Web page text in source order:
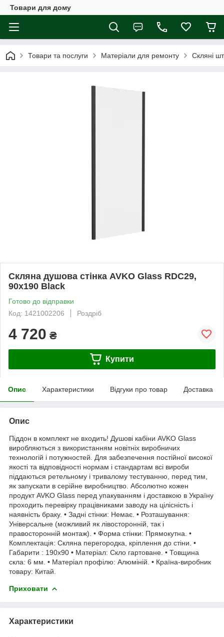
Товари для дому
Товари та послуги Матеріали для ремонту Скляні
Скляна душова стінка AVKO Glass RDC29,
90х190 Black
Готово до відправки
Код: 1421002206
Роздріб
4 720 ₴
Купити
Опис Характеристики Відгуки про товар Доставка
Опис
Піддон в комплект не входить! Душові кабіни AVKO Glass
виробляються з використанням новітніх виробничих
технологій і потужностей. Для забезпечення постійної високої
якості та відповідності нормам і стандартам всі вироби
піддаються ретельному і тривалому тестуванню, перед тим,
як запускати в серійне виробництво. Абсолютно кожен
продукт AVKO Glass перед упакуванням і доставкою в Україну
проходить перевірку працівниками заводу на цілісність і
наявність браку. • Задні стінки: Немає. • Розташування:
Універсальне (можливий як лівосторонній, так і
правосторонній монтаж). • Форма стінки: Прямокутна. •
Комплектація: Скляна перегородка, кріплення до стіни. •
Габарити : 190х90 • Матеріал: Скло гартоване. • Товщина
скла: 6 мм. • Матеріал профілю: Алюміній. • Країна-виробник
товару: Китай.
Приховати
Характеристики